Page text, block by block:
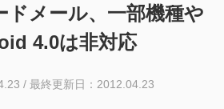
ドメール、一部機種や
4.0は非対応
/ 最終更新日：2012.04.23